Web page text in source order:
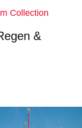
Collection
&